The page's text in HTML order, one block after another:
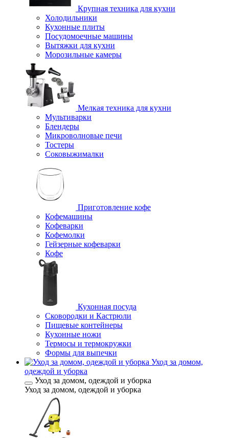
Крупная техника для кухни
Холодильники
Кухонные плиты
Посудомоечные машины
Вытяжки для кухни
Морозильные камеры
Мелкая техника для кухни
Мультиварки
Блендеры
Микроволновые печи
Тостеры
Соковыжималки
Приготовление кофе
Кофемашины
Кофеварки
Кофемолки
Гейзерные кофеварки
Кофе
Кухонная посуда
Сковородки и Кастрюли
Пищевые контейнеры
Кухонные ножи
Термосы и термокружки
Формы для выпечки
Уход за домом,
одеждой и уборка
Уход за домом, одеждой и уборка
Уход за домом, одеждой и уборка